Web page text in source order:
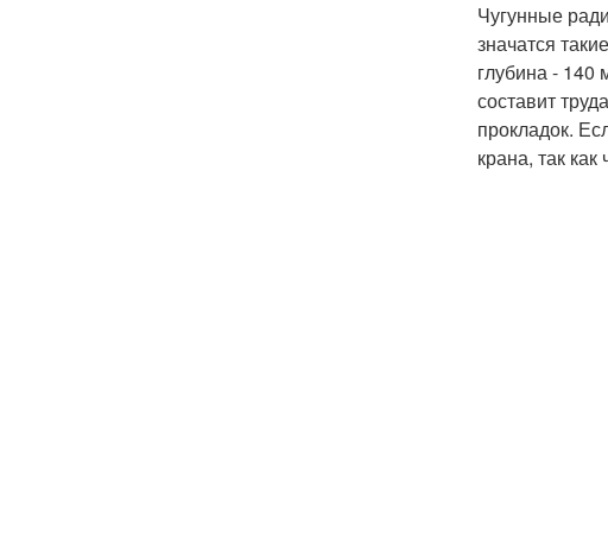
Чугунные
значатся
глубина - 140
составит
прокладок.
крана, так